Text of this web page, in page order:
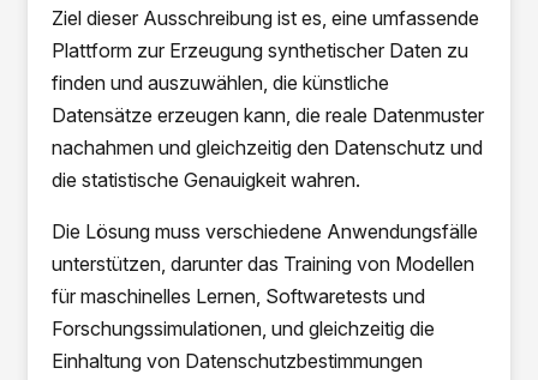
Ziel dieser Ausschreibung ist es, eine umfassende
Plattform zur Erzeugung synthetischer Daten zu
finden und auszuwählen, die künstliche
Datensätze erzeugen kann, die reale Datenmuster
nachahmen und gleichzeitig den Datenschutz und
die statistische Genauigkeit wahren.
Die Lösung muss verschiedene Anwendungsfälle
unterstützen, darunter das Training von Modellen
für maschinelles Lernen, Softwaretests und
Forschungssimulationen, und gleichzeitig die
Einhaltung von Datenschutzbestimmungen